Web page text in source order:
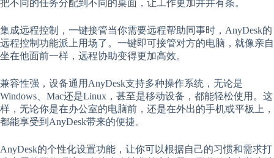
把不同的任务分配到不同的桌面，让工作更加井井有条。
集成远程控制，一键接管当你需要远程帮助同事时，AnyDesk的
远程控制功能派上用场了。一键即可接管对方的电脑，就像亲自
坐在他面前一样，远程协助变得更加高效。
兼容性强，设备通用AnyDesk支持多种操作系统，无论是
Windows、Mac还是Linux，甚至是移动设备，都能轻松使用。这
样，无论你是在办公室的电脑前，还是在外出的手机或平板上，
都能享受到AnyDesk带来的便捷。
AnyDesk的个性化设置功能，让你可以根据自己的习惯和需求打